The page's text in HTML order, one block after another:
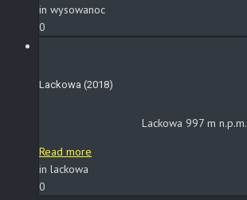
in wysowanoc
0
Lackowa (2018)
Lackowa 997 m n.p.m.
Read more
in lackowa
0